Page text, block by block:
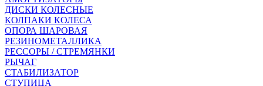
ДИСКИ КОЛЕСНЫЕ
КОЛПАКИ КОЛЕСА
ОПОРА ШАРОВАЯ
РЕЗИНОМЕТАЛЛИКА
РЕССОРЫ / СТРЕМЯНКИ
РЫЧАГ
СТАБИЛИЗАТОР
СТУПИЦА